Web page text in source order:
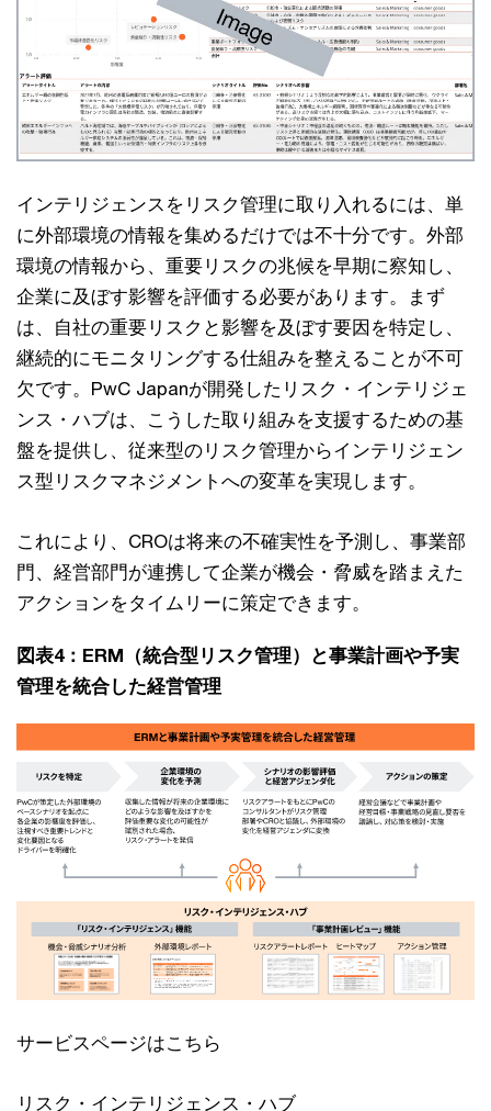
インテリジェンスをリスク管理に取り入れるには、単
に外部環境の情報を集めるだけでは不十分です。外部
環境の情報から、重要リスクの兆候を早期に察知し、
企業に及ぼす影響を評価する必要があります。まず
は、自社の重要リスクと影響を及ぼす要因を特定し、
継続的にモニタリングする仕組みを整えることが不可
欠です。PwC Japanが開発したリスク・インテリジェ
ンス・ハブは、こうした取り組みを支援するための基
盤を提供し、従来型のリスク管理からインテリジェン
ス型リスクマネジメントへの変革を実現します。
これにより、CROは将来の不確実性を予測し、事業部
門、経営部門が連携して企業が機会・脅威を踏まえた
アクションをタイムリーに策定できます。
図表4：ERM（統合型リスク管理）と事業計画や予実
管理を統合した経営管理
サービスページはこちら
リスク・インテリジェンス・ハブ